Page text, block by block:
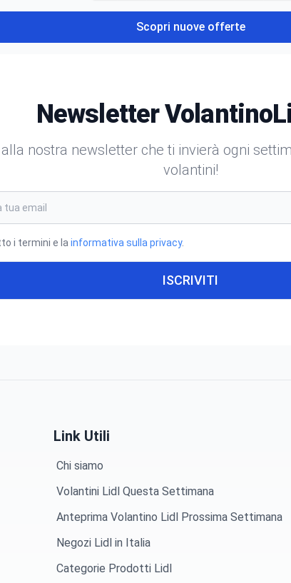
Scopri nuove offerte
Newsletter
nostra newsletter che ti invierà ogni
volantini!
i termini e la informativa sulla privacy.
ISCRIVITI
Link Utili
Chi siamo
Volantini Lidl Questa Settimana
Anteprima Volantino Lidl Prossima Settimana
Negozi Lidl in Italia
Categorie Prodotti Lidl